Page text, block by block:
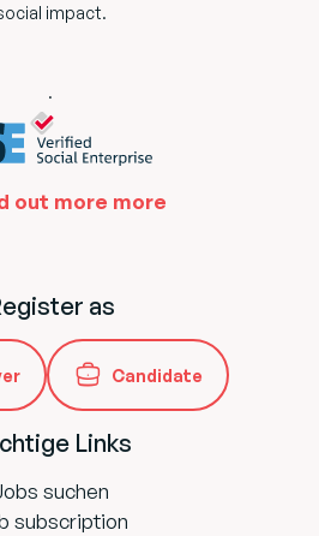
impact.
.
out more more
as
Candidate
Links
suchen
subscription